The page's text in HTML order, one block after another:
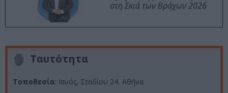
στη Σκιά των Βράχων 2026
Ταυτότητα
Τοποθεσία: Ιανός, Σταδίου 24, Αθήνα